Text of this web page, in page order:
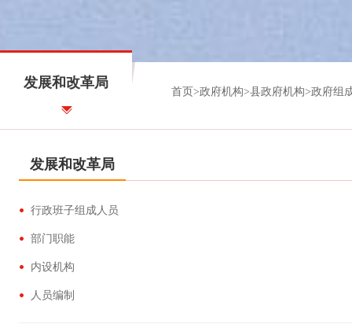
发展和改革局
首页 >政府机构>县政府机构>政府组
发展和改革局
行政班子组成人员
部门职能
内设机构
人员编制